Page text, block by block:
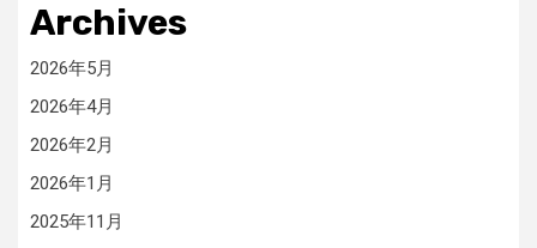
Archives
2026年5月
2026年4月
2026年2月
2026年1月
2025年11月